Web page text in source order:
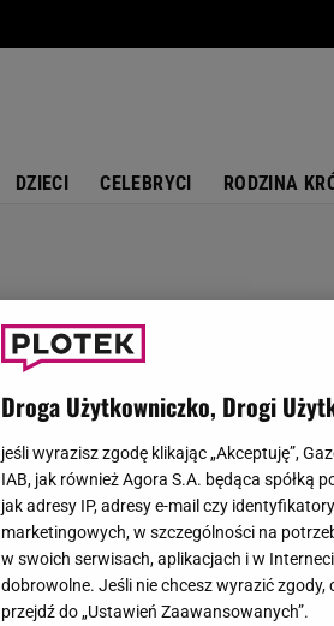
DZIECI CELEBRYCI RODZINA
Droga Użytkowniczko, Drogi
jeśli wyrazisz zgodę klikając „Akceptuję”,
IAB, jak również Agora S.A. będąca spółką
jak adresy IP, adresy e-mail czy
marketingowych, w szczególności na
w swoich serwisach, aplikacjach i w
dobrowolne. Jeśli nie chcesz wyrazić
przejdź do „Ustawień Zaawansowanych”.